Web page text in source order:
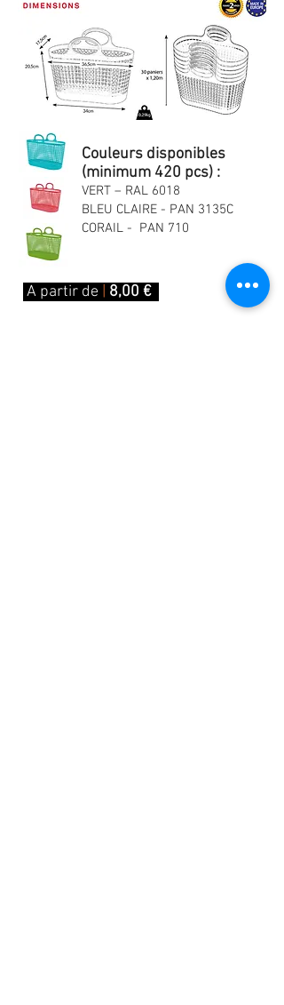
Couleurs disponibles
(minimum 420 pcs) :
VERT – RAL 6018
BLEU CLAIRE - PAN 3135C
CORAIL - PAN 710
A partir de 8,00 €